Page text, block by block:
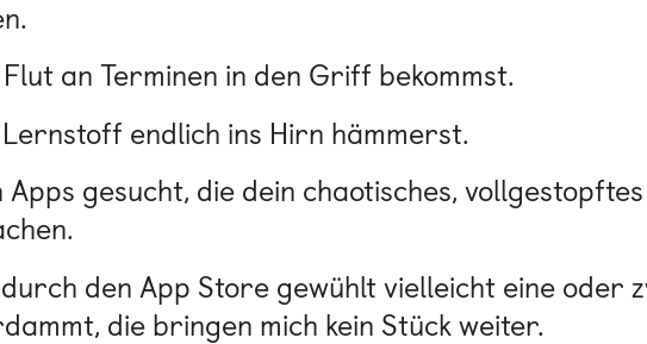
an Terminen in den Griff bekommst.
endlich ins Hirn hämmerst.
Apps gesucht, die dein chaotisches,
den App Store gewühlt vielleicht eine oder
die bringen mich kein Stück weiter.